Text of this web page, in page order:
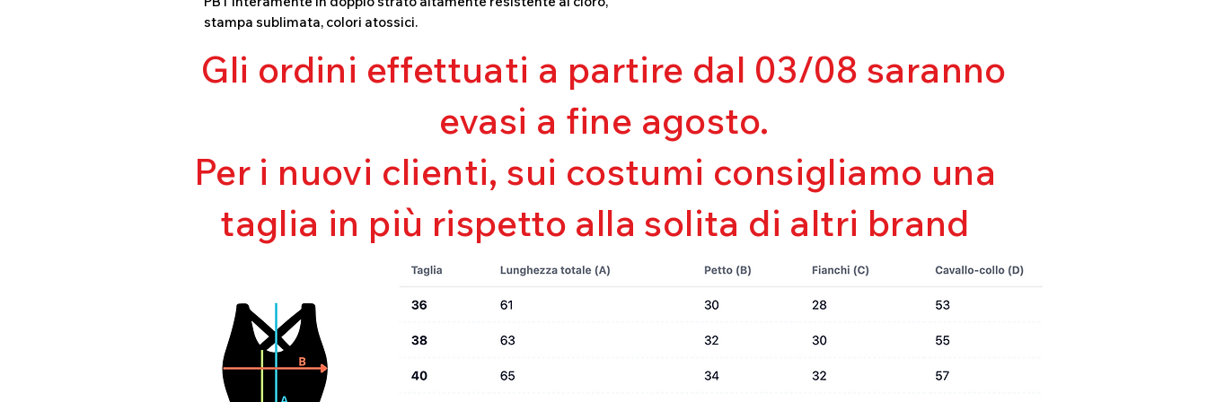
stampa sublimata, colori atossici.
Bielastico
Gli ordini effettuati a partire dal 03/08 saranno
evasi a fine agosto.
Per i nuovi clienti, sui costumi consigliamo una
taglia in più rispetto alla solita di altri brand